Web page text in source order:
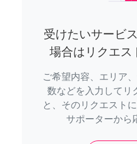
受けたいサービ
場合はリクエス
ご希望内容、エリア
数などを入力してリ
と、そのリクエスト
サポーターから